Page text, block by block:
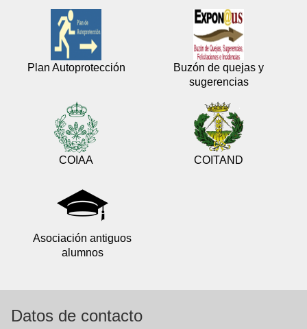
Plan Autoprotección
Buzón de quejas y
sugerencias
COIAA COITAND
Asociación antiguos
alumnos
Datos de contacto